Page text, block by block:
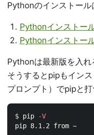
Pythonのインストール
Pythonインストー
Pythonインストー
Pythonは最新版を入れ
そうするとpipもイン
プロンプト）でpipと
$ pip
-V